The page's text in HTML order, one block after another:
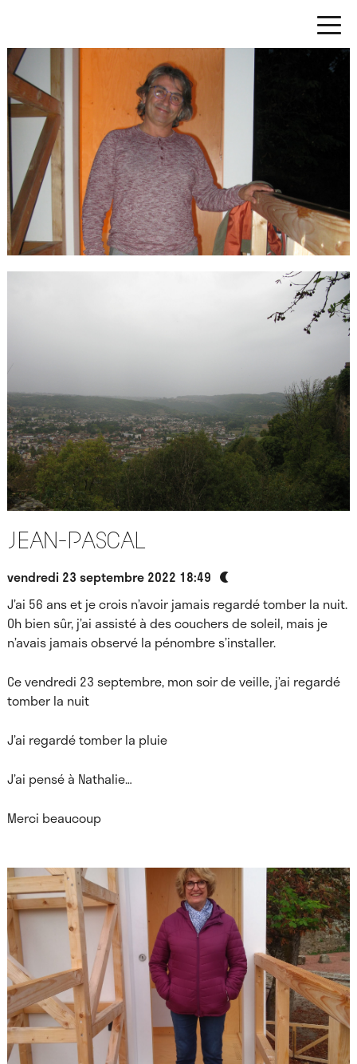
Jean-Pascal
vendredi 23 septembre 2022 18:49
J’ai 56 ans et je crois n’avoir jamais regardé tomber la nuit.
Oh bien sûr, j’ai assisté à des couchers de soleil, mais je
n’avais jamais observé la pénombre s’installer.
Ce vendredi 23 septembre, mon soir de veille, j’ai regardé
tomber la nuit
J’ai regardé tomber la pluie
J’ai pensé à Nathalie…
Merci beaucoup